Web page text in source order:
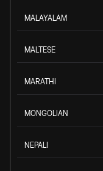
MALAYALAM
MALTESE
MARATHI
MONGOLIAN
NEPALI